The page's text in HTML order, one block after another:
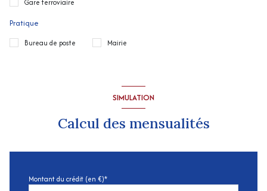
Gare ferroviaire
Pratique
Bureau de poste Mairie
SIMULATION
Calcul des mensualités
Montant du crédit (en €)*